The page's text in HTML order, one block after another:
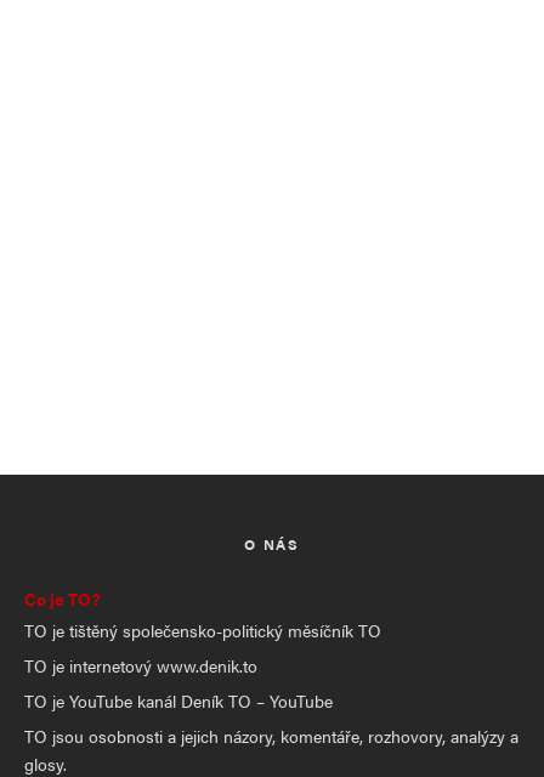
O NÁS
Co je TO?
TO je tištěný společensko-politický měsíčník TO
TO je internetový www.denik.to
TO je YouTube kanál Deník TO – YouTube
TO jsou osobnosti a jejich názory, komentáře, rozhovory, analýzy a
glosy.